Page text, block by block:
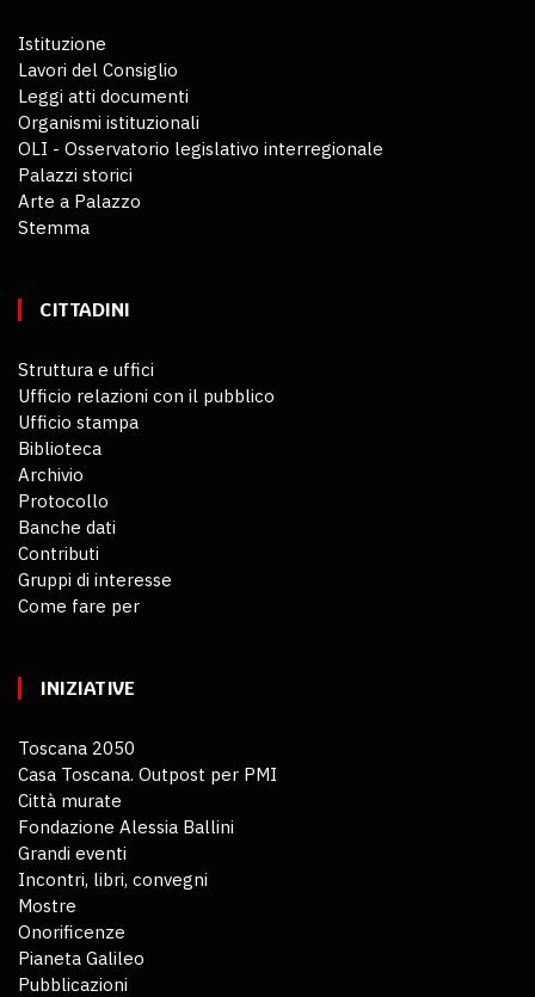
Istituzione
Lavori del Consiglio
Leggi atti documenti
Organismi istituzionali
OLI - Osservatorio legislativo interregionale
Palazzi storici
Arte a Palazzo
Stemma
CITTADINI
Struttura e uffici
Ufficio relazioni con il pubblico
Ufficio stampa
Biblioteca
Archivio
Protocollo
Banche dati
Contributi
Gruppi di interesse
Come fare per
INIZIATIVE
Toscana 2050
Casa Toscana. Outpost per PMI
Città murate
Fondazione Alessia Ballini
Grandi eventi
Incontri, libri, convegni
Mostre
Onorificenze
Pianeta Galileo
Pubblicazioni